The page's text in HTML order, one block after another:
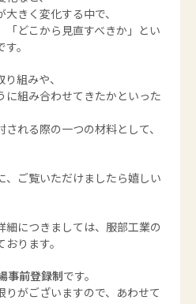
きく変化する中で、
「どこから見直すべきか」とい
。
組みや、
に組み合わせてきたかといった
れる際の一つの材料として、
、ご覧いただけましたら嬉しい
につきましては、服部工業の
ります。
事前登録制です。
りがございますので、あわせて